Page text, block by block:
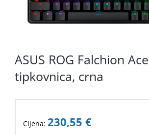
MREŽNA OPREMA
POTROŠNI
POTROŠAČKA ELEKTRONIKA
ASUS ROG Falchion
tipkovnica, crna
Cijena: 230,55 €